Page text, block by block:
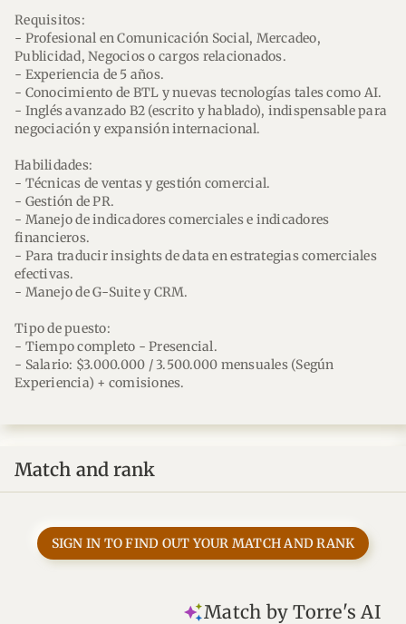
Requisitos:
- Profesional en Comunicación Social, Mercadeo,
Publicidad, Negocios o cargos relacionados.
- Experiencia de 5 años.
- Conocimiento de BTL y nuevas tecnologías tales como AI.
- Inglés avanzado B2 (escrito y hablado), indispensable para
negociación y expansión internacional.
Habilidades:
- Técnicas de ventas y gestión comercial.
- Gestión de PR.
- Manejo de indicadores comerciales e indicadores
financieros.
- Para traducir insights de data en estrategias comerciales
efectivas.
- Manejo de G-Suite y CRM.
Tipo de puesto:
- Tiempo completo - Presencial.
- Salario: $3.000.000 / 3.500.000 mensuales (Según
Experiencia) + comisiones.
Match and rank
SIGN IN TO FIND OUT YOUR MATCH AND RANK
Match by Torre's AI